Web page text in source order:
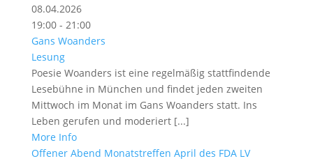
08.04.2026
19:00 - 21:00
Gans Woanders
Lesung
Poesie Woanders ist eine regelmäßig stattfindende
Lesebühne in München und findet jeden zweiten
Mittwoch im Monat im Gans Woanders statt. Ins
Leben gerufen und moderiert [...]
More Info
Offener Abend Monatstreffen April des FDA LV